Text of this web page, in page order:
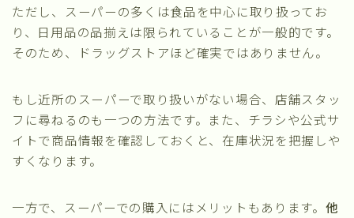
ただし、スーパーの多くは食品を中心に取り扱ってお
り、日用品の品揃えは限られていることが一般的です。
そのため、ドラッグストアほど確実ではありません。
もし近所のスーパーで取り扱いがない場合、店舗スタッ
フに尋ねるのも一つの方法です。また、チラシや公式サ
イトで商品情報を確認しておくと、在庫状況を把握しや
すくなります。
一方で、スーパーでの購入にはメリットもあります。 他